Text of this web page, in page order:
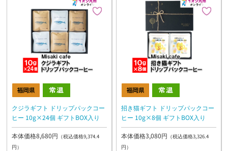
クジラギフト ドリップパックコー
ヒー 10g×24個 ギフトBOX入り
本体価格8,680円 （税込価格9,374.4
円）
招き猫ギフト ドリップパックコー
ヒー 10g×8個 ギフトBOX入り
本体価格3,080円 （税込価格3,326.4
円）